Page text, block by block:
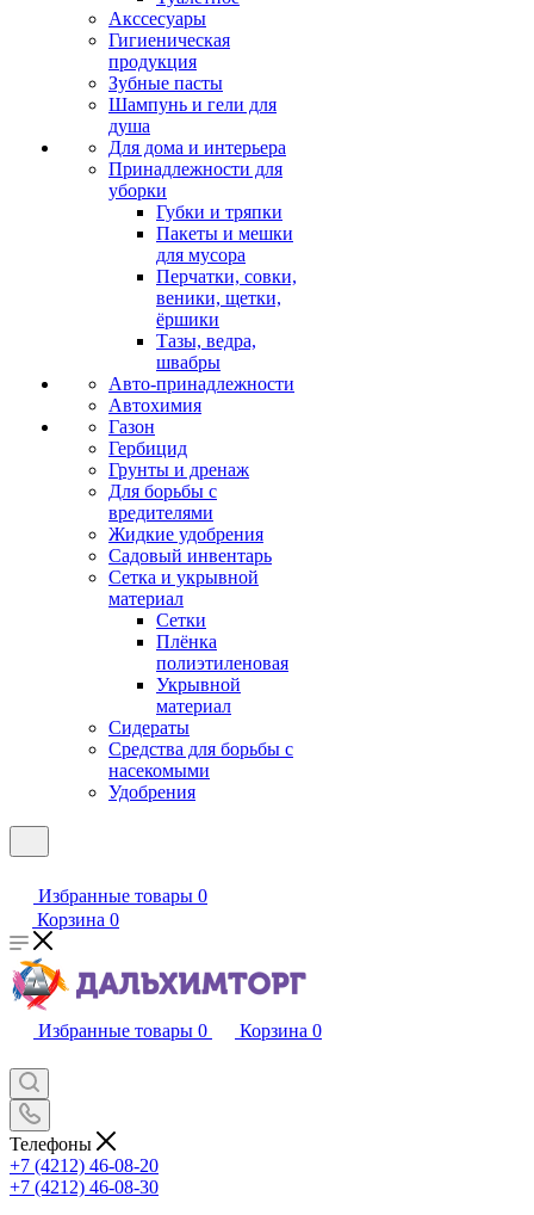
Акссесуары
Гигиеническая
продукция
Зубные пасты
Шампунь и гели для
душа
Для дома и интерьера
Принадлежности для
уборки
Губки и тряпки
Пакеты и мешки
для мусора
Перчатки, совки,
веники, щетки,
ёршики
Тазы, ведра,
швабры
Авто-принадлежности
Автохимия
Газон
Гербицид
Грунты и дренаж
Для борьбы с
вредителями
Жидкие удобрения
Садовый инвентарь
Сетка и укрывной
материал
Сетки
Плёнка
полиэтиленовая
Укрывной
материал
Сидераты
Средства для борьбы с
насекомыми
Удобрения
Избранные товары 0
Корзина 0
Избранные товары 0 Корзина 0
Телефоны
+7 (4212) 46-08-20
+7 (4212) 46-08-30